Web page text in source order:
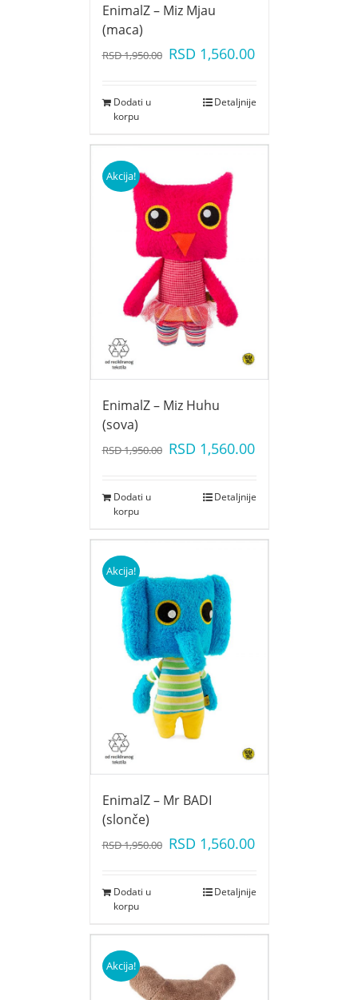
EnimalZ – Miz Mjau
(maca)
RSD1,950.00 RSD 1,560.00
Dodati u
korpu
Detaljnije
Akcija!
EnimalZ – Miz Huhu
(sova)
RSD1,950.00 RSD 1,560.00
Dodati u
korpu
Detaljnije
Akcija!
EnimalZ – Mr BADI
(slonče)
RSD1,950.00 RSD 1,560.00
Dodati u
korpu
Detaljnije
Akcija!